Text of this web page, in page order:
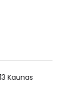
Kaunas